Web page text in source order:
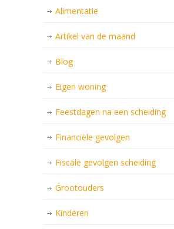
Alimentatie
Artikel van de maand
Blog
Eigen woning
Feestdagen na een scheiding
Financiële gevolgen
Fiscale gevolgen scheiding
Grootouders
Kinderen